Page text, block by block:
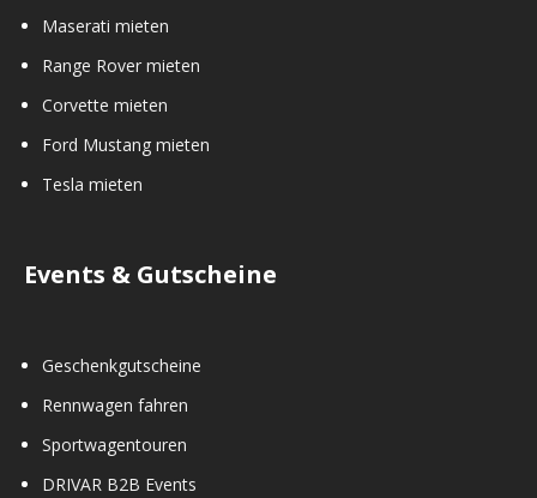
Maserati mieten
Range Rover mieten
Corvette mieten
Ford Mustang mieten
Tesla mieten
Events & Gutscheine
Geschenkgutscheine
Rennwagen fahren
Sportwagentouren
DRIVAR B2B Events